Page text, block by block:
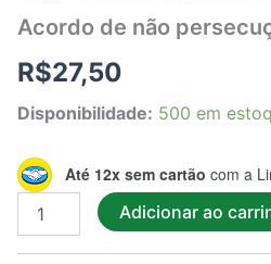
Acordo de não
R$27,50
Disponibilidade: 500 em
Até 12x sem cartão com a
e
penal
Adicionar ao